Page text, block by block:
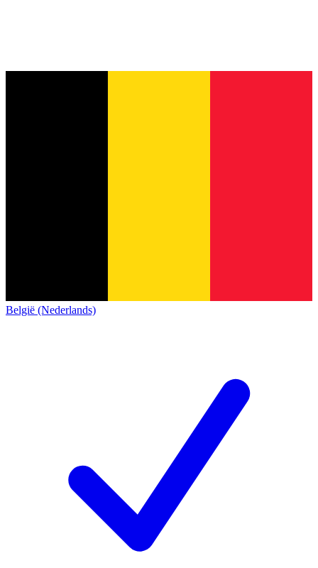
België (Nederlands)